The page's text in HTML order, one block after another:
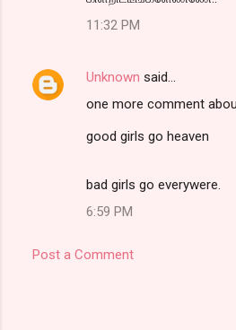
11:32 PM
Unknown said…
one more comment
good girls go heaven
bad girls go everywere.
6:59 PM
Post a Comment